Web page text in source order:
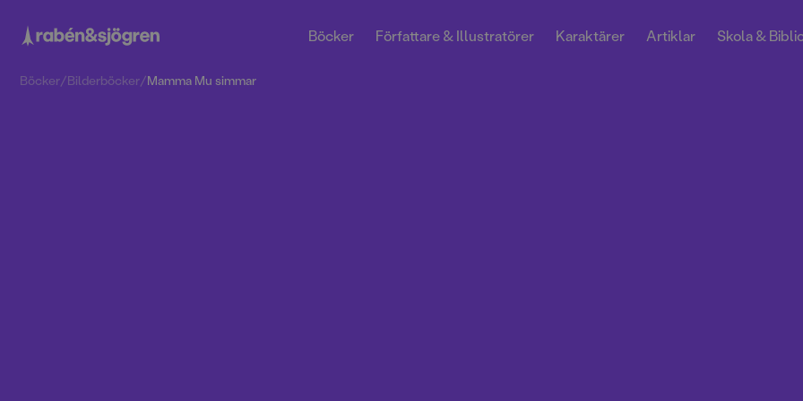
Böcker Författare & Illustratörer Karaktärer Artiklar Skola &
Böcker/Bilderböcker/Mamma Mu simmar